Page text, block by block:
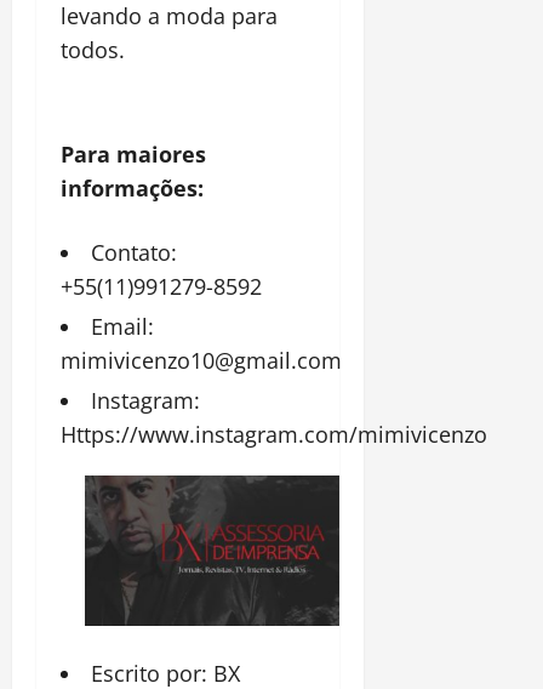
levando a moda para
todos.
Para maiores
informações:
Contato:
+55(11)991279-8592
Email:
mimivicenzo10@gmail.com
Instagram:
Https://www.instagram.com/mimivicenzo
Escrito por: BX